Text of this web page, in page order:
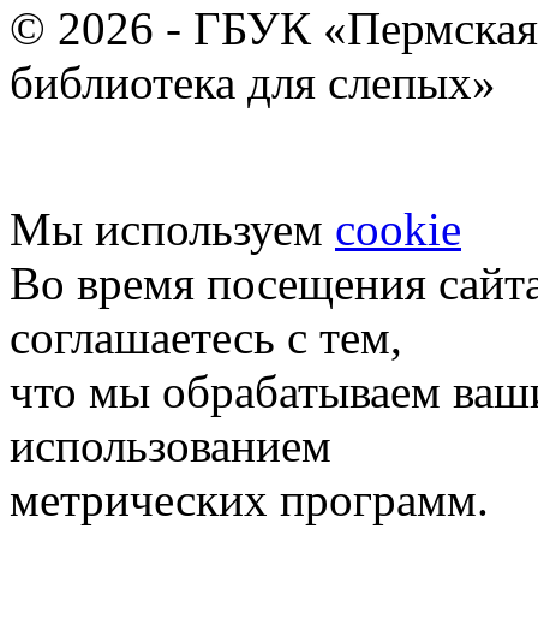
© 2026 - ГБУК «Пермская
библиотека для слепых»
Мы используем cookie
Во время посещения
соглашаетесь с тем,
что мы обрабатываем
использованием
метрических программ.